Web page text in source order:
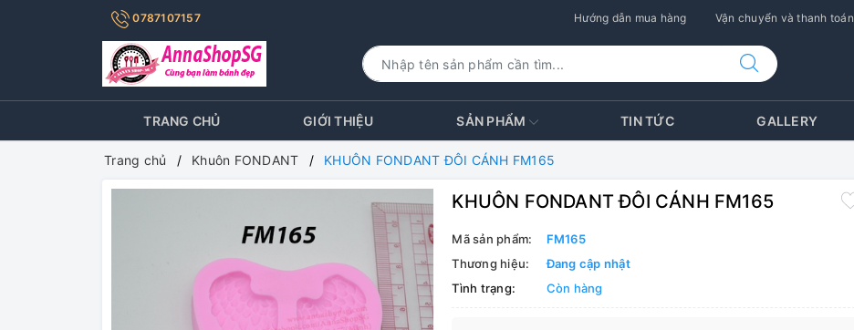
0787107157 Hướng dẫn mua hàng Vận chuyển và thanh toán
TRANG CHỦ GIỚI THIỆU SẢN PHẨM TIN TỨC GALLERY
Trang chủ Khuôn FONDANT KHUÔN FONDANT ĐÔI CÁNH FM165
KHUÔN FONDANT ĐÔI CÁNH FM165
Mã sản phẩm:
FM165
Thương hiệu:
Đang cập nhật
Tình trạng:
Còn hàng